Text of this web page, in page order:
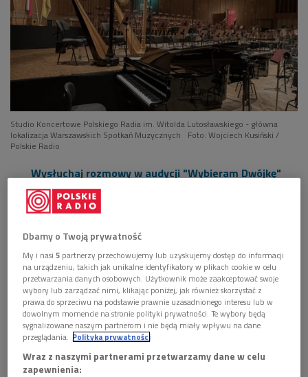
Studio Koncertowe Polskiego Radia im. Witolda Lutosławskiego - główna
lokalizacja Warszawskich Spotkań Muzycznych
Foto: Wojciech Kusiński /
Polskie Radio
Wysłuchaj rozmowy w audycji "Wybieram Dwójkę"
<<<
Organizatorzy uczczą czterdziestolecie festiwalu konferencją
naukową i wieczorem dyskusyjnym, które odbędą się w
Uniwersytecie Muzycznym Fryderyka Chopina przy Okólniku.
Najpierw odbędzie się popołudnie z referatami, a później panel
dyskusyjny z udziałem gości i członków rady programowej.
Pojawią się też spojrzenia wstecz i refleksje o historii
festiwalu.
Spotkań Muzycznychjeszcze lepiej ode mnie. Warto
Dbamy o Twoją prywatność
My i nasi5 partnerzy przechowujemy lub uzyskujemy dostęp do informacji
na urządzeniu, takich jak unikalne identyfikatory w plikach cookie w celu
przetwarzania danych osobowych. Użytkownik może zaakceptować swoje
wybory lub zarządzać nimi, klikając poniżej, jak również skorzystać z
prawa do sprzeciwu na podstawie prawnie uzasadnionego interesu lub w
dowolnym momencie na stronie polityki prywatności. Te wybory będą
sygnalizowane naszym partnerom i nie będą miały wpływu na dane
przeglądania. Polityka prywatności
Wraz z naszymi partnerami przetwarzamy dane w celu
zapewnienia: